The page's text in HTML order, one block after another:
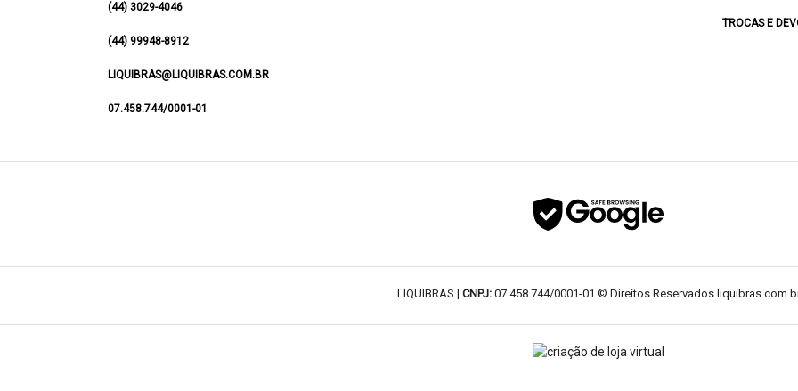
(44) 3029-4046
(44) 99948-8912
LIQUIBRAS@LIQUIBRAS.COM.BR
07.458.744/0001-01
TROCAS E
LIQUIBRAS | CNPJ:07.458.744/0001-01 © Direitos Reservados